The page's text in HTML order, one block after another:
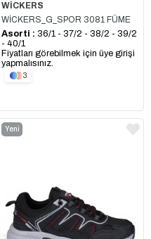
WİCKERS
WİCKERS_G_SPOR 3081 FÜME
Asorti : 36/1 - 37/2 - 38/2 - 39/2
- 40/1
Fiyatları görebilmek için üye girişi
yapmalısınız.
3
Yeni